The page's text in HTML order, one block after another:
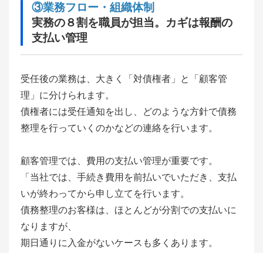
③業務フロー・組織体制
実務の８割を職員が担当。カギは報酬の
支払い管理
受任後の業務は、大きく「対債権者」と「顧客管
理」に分けられます。
債権者には受任通知を出し、どのような方針で債務
整理を行っていくのかなどの連絡を行います。
顧客管理では、費用の支払い管理が重要です。
「当社では、手続き費用を前払いでいただき、支払
いが終わってから申し立てを行います。
債務整理のお客様は、ほとんどが分割での支払いに
なりますが、
期日通りに入金がないケースも多くあります。